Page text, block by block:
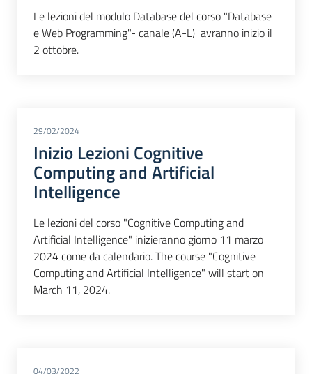
Le lezioni del modulo Database del corso "Database
e Web Programming"- canale (A-L) avranno inizio il
2 ottobre.
29/02/2024
Inizio Lezioni Cognitive
Computing and Artificial
Intelligence
Le lezioni del corso "Cognitive Computing and
Artificial Intelligence" inizieranno giorno 11 marzo
2024 come da calendario. The course "Cognitive
Computing and Artificial Intelligence" will start on
March 11, 2024.
04/03/2022